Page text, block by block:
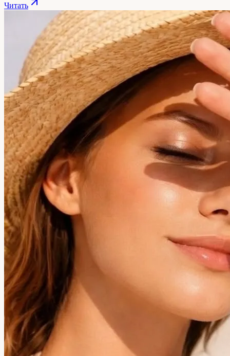
Читать